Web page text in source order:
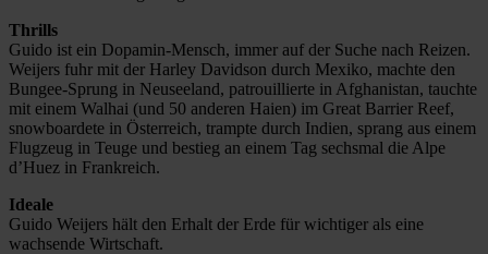
Thrills
Guido ist ein Dopamin-Mensch, immer auf der Suche nach Reizen.
Weijers fuhr mit der Harley Davidson durch Mexiko, machte den
Bungee-Sprung in Neuseeland, patrouillierte in Afghanistan, tauchte
mit einem Walhai (und 50 anderen Haien) im Great Barrier Reef,
snowboardete in Österreich, trampte durch Indien, sprang aus einem
Flugzeug in Teuge und bestieg an einem Tag sechsmal die Alpe
d’Huez in Frankreich.
Ideale
Guido Weijers hält den Erhalt der Erde für wichtiger als eine
wachsende Wirtschaft.